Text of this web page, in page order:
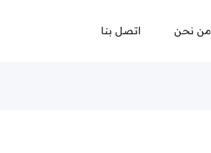
من نحن اتصل بنا